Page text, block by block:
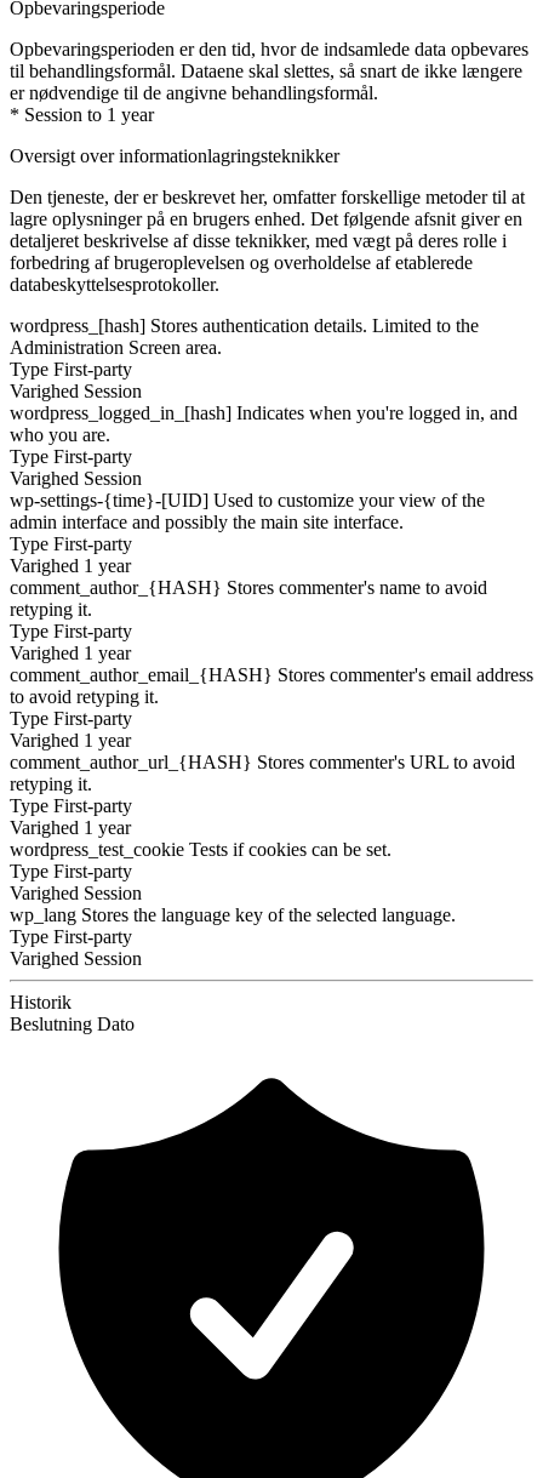
Opbevaringsperiode
Opbevaringsperioden er den tid, hvor de indsamlede data opbevares
til behandlingsformål. Dataene skal slettes, så snart de ikke længere
er nødvendige til de angivne behandlingsformål.
* Session to 1 year
Oversigt over informationlagringsteknikker
Den tjeneste, der er beskrevet her, omfatter forskellige metoder til at
lagre oplysninger på en brugers enhed. Det følgende afsnit giver en
detaljeret beskrivelse af disse teknikker, med vægt på deres rolle i
forbedring af brugeroplevelsen og overholdelse af etablerede
databeskyttelsesprotokoller.
wordpress_[hash] Stores authentication details. Limited to the
Administration Screen area.
Type First-party
Varighed Session
wordpress_logged_in_[hash] Indicates when you're logged in, and
who you are.
Type First-party
Varighed Session
wp-settings-{time}-[UID] Used to customize your view of the
admin interface and possibly the main site interface.
Type First-party
Varighed 1 year
comment_author_{HASH} Stores commenter's name to avoid
retyping it.
Type First-party
Varighed 1 year
comment_author_email_{HASH} Stores commenter's email address
to avoid retyping it.
Type First-party
Varighed 1 year
comment_author_url_{HASH} Stores commenter's URL to avoid
retyping it.
Type First-party
Varighed 1 year
wordpress_test_cookie Tests if cookies can be set.
Type First-party
Varighed Session
wp_lang Stores the language key of the selected language.
Type First-party
Varighed Session
Historik
Beslutning Dato